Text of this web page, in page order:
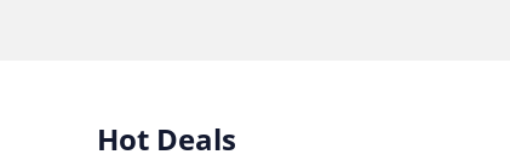
Hot Deals